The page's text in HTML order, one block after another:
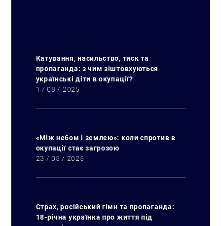
Катування, насильство, тиск та
пропаганда: з чим зіштовхуються
українські діти в окупації?
1 / 08 / 2025
«Між небом і землею»: коли спротив в
окупації стає загрозою
23 / 05 / 2025
Страх, російський гімн та пропаганда:
18-річна українка про життя під